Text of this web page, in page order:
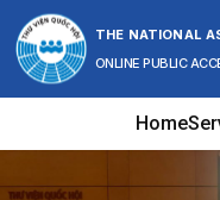
Skip to content
THE NATIONAL
ONLINE PUBLIC
Home